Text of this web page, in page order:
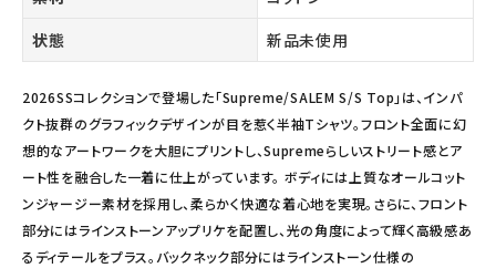
状態
新品未使用
2026SSコレクションで登場した「Supreme/SALEM S/S Top」は、インパ
クト抜群のグラフィックデザインが目を惹く半袖Tシャツ。フロント全面に幻
想的なアートワークを大胆にプリントし、Supremeらしいストリート感とア
ート性を融合した一着に仕上がっています。 ボディには上質なオールコット
ンジャージー素材を採用し、柔らかく快適な着心地を実現。さらに、フロント
部分にはラインストーンアップリケを配置し、光の角度によって輝く高級感あ
るディテールをプラス。バックネック部分にはラインストーン仕様の